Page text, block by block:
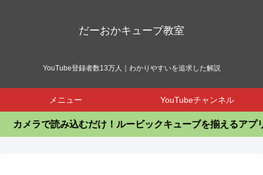
だーおかキューブ教室
YouTube登録者数13万人｜わかりやすいを追求した解説
メニュー YouTubeチャンネル
ラで読み込むだけ！ルービックキューブを揃えるアプリ